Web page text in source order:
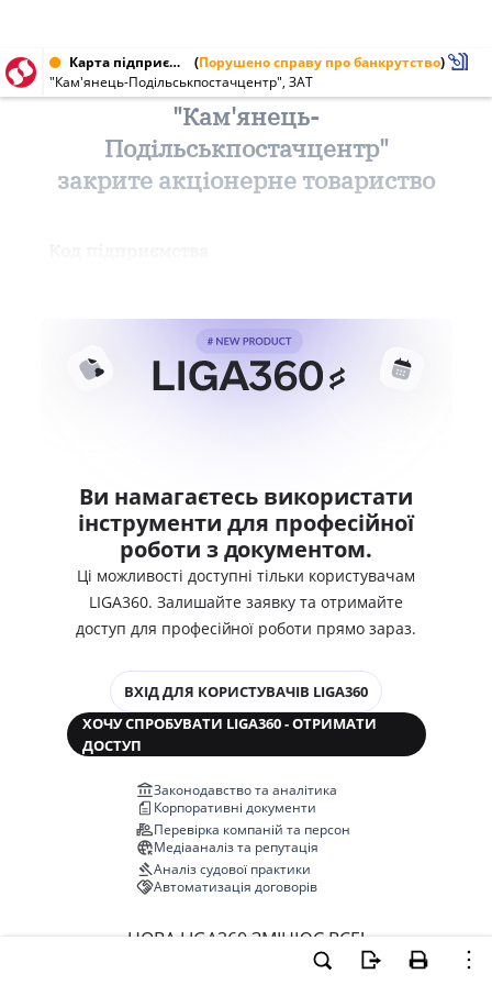
Карта підприємства від 08.11.2007 № 01883148 (Порушено справу про банкрутство)
"Кам'янець-Подільськпостачцентр", ЗАТ
"Кам'янець-
Подільськпостачцентр"
закрите акціонерне товариство
Ви намагаєтесь використати
інструменти для професійної
роботи з документом.
Ці можливості доступні тільки користувачам
LIGA360. Залишайте заявку та отримайте
доступ для професійної роботи прямо зараз.
ВХІД ДЛЯ КОРИСТУВАЧІВ LIGA360
ХОЧУ СПРОБУВАТИ LIGA360 - ОТРИМАТИ
ДОСТУП
Законодавство та аналітика
Корпоративні документи
Перевірка компаній та персон
Медіааналіз та репутація
Аналіз судової практики
Автоматизація договорів
НОВА LIGA360 ЗМІНЮЄ ВСЕ!